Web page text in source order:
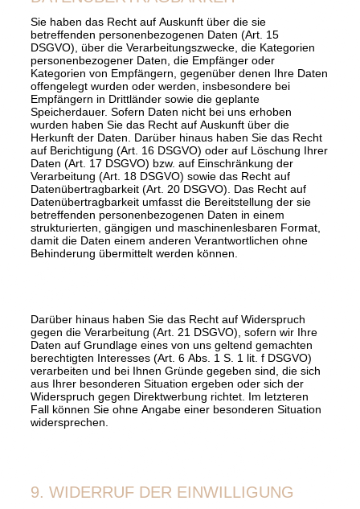
Sie haben das Recht auf Auskunft über die sie
betreffenden personenbezogenen Daten (Art. 15
DSGVO), über die Verarbeitungszwecke, die Kategorien
personenbezogener Daten, die Empfänger oder
Kategorien von Empfängern, gegenüber denen Ihre Daten
offengelegt wurden oder werden, insbesondere bei
Empfängern in Drittländer sowie die geplante
Speicherdauer. Sofern Daten nicht bei uns erhoben
wurden haben Sie das Recht auf Auskunft über die
Herkunft der Daten. Darüber hinaus haben Sie das Recht
auf Berichtigung (Art. 16 DSGVO) oder auf Löschung Ihrer
Daten (Art. 17 DSGVO) bzw. auf Einschränkung der
Verarbeitung (Art. 18 DSGVO) sowie das Recht auf
Datenübertragbarkeit (Art. 20 DSGVO). Das Recht auf
Datenübertragbarkeit umfasst die Bereitstellung der sie
betreffenden personenbezogenen Daten in einem
strukturierten, gängigen und maschinenlesbaren Format,
damit die Daten einem anderen Verantwortlichen ohne
Behinderung übermittelt werden können.
Darüber hinaus haben Sie das Recht auf Widerspruch
gegen die Verarbeitung (Art. 21 DSGVO), sofern wir Ihre
Daten auf Grundlage eines von uns geltend gemachten
berechtigten Interesses (Art. 6 Abs. 1 S. 1 lit. f DSGVO)
verarbeiten und bei Ihnen Gründe gegeben sind, die sich
aus Ihrer besonderen Situation ergeben oder sich der
Widerspruch gegen Direktwerbung richtet. Im letzteren
Fall können Sie ohne Angabe einer besonderen Situation
widersprechen.
9. WIDERRUF DER EINWILLIGUNG